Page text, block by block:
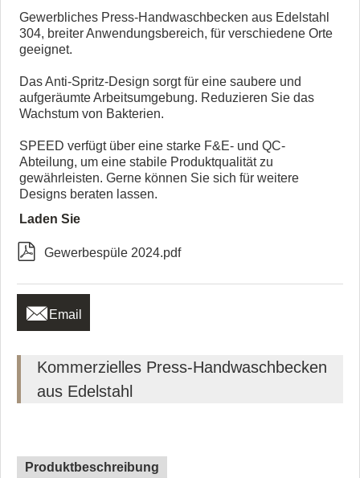
Gewerbliches Press-Handwaschbecken aus Edelstahl
304, breiter Anwendungsbereich, für verschiedene Orte
geeignet.
Das Anti-Spritz-Design sorgt für eine saubere und
aufgeräumte Arbeitsumgebung. Reduzieren Sie das
Wachstum von Bakterien.
SPEED verfügt über eine starke F&E- und QC-
Abteilung, um eine stabile Produktqualität zu
gewährleisten. Gerne können Sie sich für weitere
Designs beraten lassen.
Laden Sie
 Gewerbespüle 2024.pdf
 Email
Kommerzielles Press-Handwaschbecken
aus Edelstahl
Produktbeschreibung